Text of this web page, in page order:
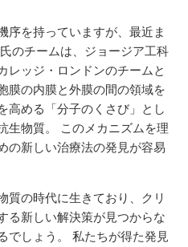
序を持っていますが、最近ま
のチームは、ジョージア工科
レッジ・ロンドンのチームと
膜の内膜と外膜の間の領域を
高める「分子のくさび」とし
生物質。 このメカニズムを理
の新しい治療法の発見が容易
質の時代に生きており、クリ
る新しい解決策が見つからな
でしょう。 私たちが得た発見